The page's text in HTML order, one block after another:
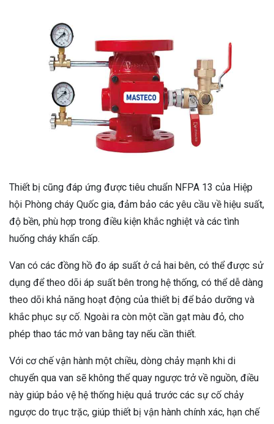
Thiết bị cũng đáp ứng được tiêu chuẩn NFPA 13 của Hiệp
hội Phòng cháy Quốc gia, đảm bảo các yêu cầu về hiệu suất,
độ bền, phù hợp trong điều kiện khắc nghiệt và các tình
huống cháy khẩn cấp.
Van có các đồng hồ đo áp suất ở cả hai bên, có thể được sử
dụng để theo dõi áp suất bên trong hệ thống, có thể dễ dàng
theo dõi khả năng hoạt động của thiết bị để bảo dưỡng và
khắc phục sự cố. Ngoài ra còn một cần gạt màu đỏ, cho
phép thao tác mở van bằng tay nếu cần thiết.
Với cơ chế vận hành một chiều, dòng chảy mạnh khi di
chuyển qua van sẽ không thể quay ngược trở về nguồn, điều
này giúp bảo vệ hệ thống hiệu quả trước các sự cố chảy
ngược do trục trặc, giúp thiết bị vận hành chính xác, hạn chế